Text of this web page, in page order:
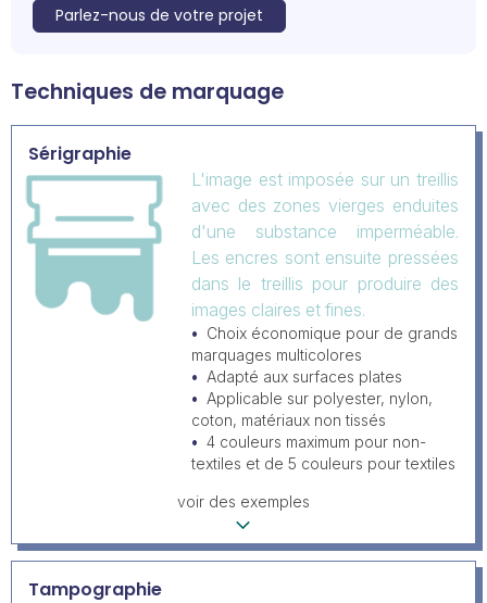
Parlez-nous de votre projet
Techniques de marquage
Sérigraphie
L'image est imposée sur un treillis
avec des zones vierges enduites
d'une substance imperméable.
Les encres sont ensuite pressées
dans le treillis pour produire des
images claires et fines.
Choix économique pour de grands
marquages multicolores
Adapté aux surfaces plates
Applicable sur polyester, nylon,
coton, matériaux non tissés
4 couleurs maximum pour non-
textiles et de 5 couleurs pour textiles
voir des exemples
Tampographie